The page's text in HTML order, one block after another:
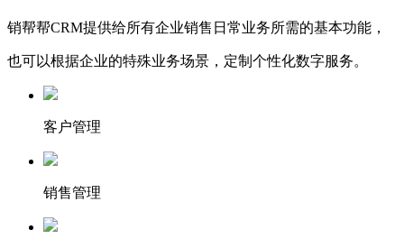
销帮帮CRM提供给所有企业销售日常业务所需的基本功能，
也可以根据企业的特殊业务场景，定制个性化数字服务。
客户管理
销售管理